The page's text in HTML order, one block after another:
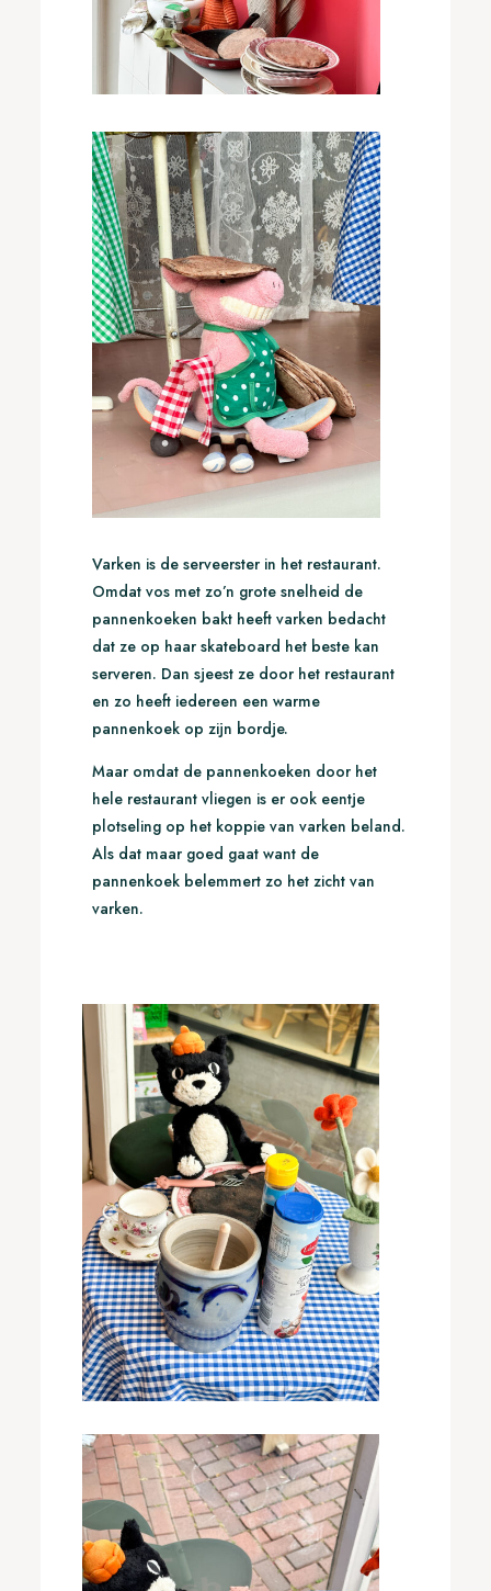
Varken is de serveerster in het restaurant.
Omdat vos met zo’n grote snelheid de
pannenkoeken bakt heeft varken bedacht
dat ze op haar skateboard het beste kan
serveren. Dan sjeest ze door het restaurant
en zo heeft iedereen een warme
pannenkoek op zijn bordje.
Maar omdat de pannenkoeken door het
hele restaurant vliegen is er ook eentje
plotseling op het koppie van varken beland.
Als dat maar goed gaat want de
pannenkoek belemmert zo het zicht van
varken.